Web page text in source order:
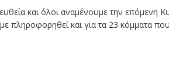
και όλοι αναμένουμε την επόμενη
πληροφορηθεί και για τα 23 κόμματα